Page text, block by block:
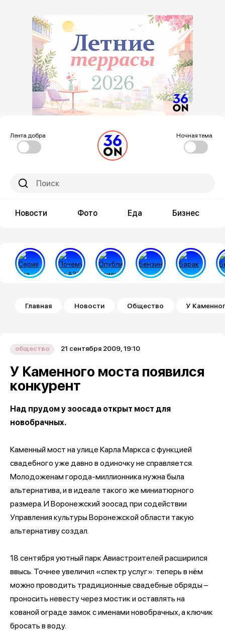
Лента добра Ночная тема
Новости Фото Еда Бизнес
Строка навигации
Главная Новости Общество У
общество 21 сентября 2009, 19:10
У Каменного моста появился
конкурент
Над прудом у зоосада открыт мост для
новобрачных.
Каменный мост на улице Карла Маркса с функцией
свадебного уже давно в одиночку не справляется.
Молодоженам города-миллионника нужна была
альтернатива, и в идеале такого же миниатюрного
размера. И Воронежский зоосад при содействии
Управления культуры Воронежской области такую
альтернативу создал.
18 сентября уютный парк Авиастроителей расширился
ввысь. Точнее увеличил «спектр услуг»: теперь в нём
можно проводить традиционные свадебные обряды –
проносить невесту через мостик и оставлять на
кованой ограде замок с именами новобрачных, а ключик
бросать в воду.